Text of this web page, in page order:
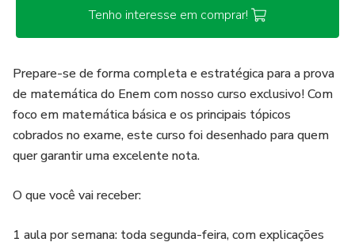
Tenho interesse em comprar!
Prepare-se de forma completa e estratégica para a prova
de matemática do Enem com nosso curso exclusivo! Com
foco em matemática básica e os principais tópicos
cobrados no exame, este curso foi desenhado para quem
quer garantir uma excelente nota.
O que você vai receber:
1 aula por semana: toda segunda-feira, com explicações